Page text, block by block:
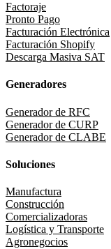
Factoraje
Pronto Pago
Facturación Electrónica
Facturación Shopify
Descarga Masiva SAT
Generadores
Generador de RFC
Generador de CURP
Generador de CLABE
Soluciones
Manufactura
Construcción
Comercializadoras
Logística y Transporte
Agronegocios